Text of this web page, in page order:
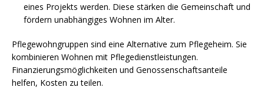
eines Projekts werden. Diese stärken die Gemeinschaft und
fördern unabhängiges Wohnen im Alter.
Pflegewohngruppen sind eine Alternative zum Pflegeheim. Sie
kombinieren Wohnen mit Pflegedienstleistungen.
Finanzierungsmöglichkeiten und Genossenschaftsanteile
helfen, Kosten zu teilen.